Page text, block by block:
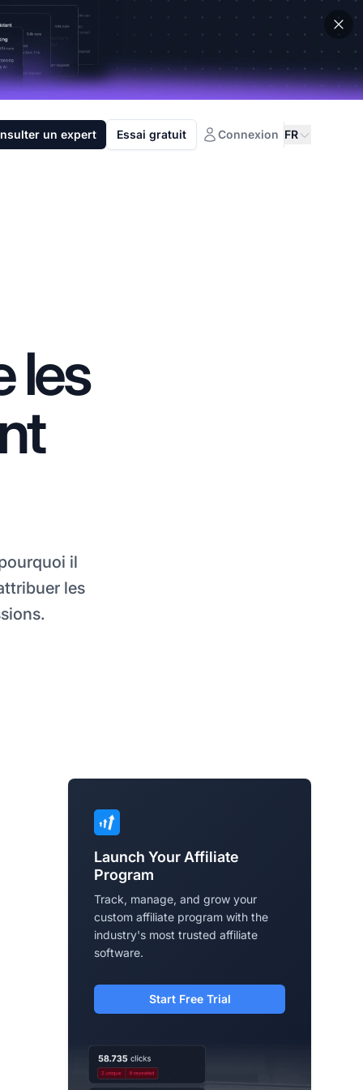
un expert Essai gratuit Connexion FR
les
il
les
Launch Your Affiliate
Program
Track, manage, and grow your
custom affiliate program with the
industry's most trusted affiliate
software.
Start Free Trial